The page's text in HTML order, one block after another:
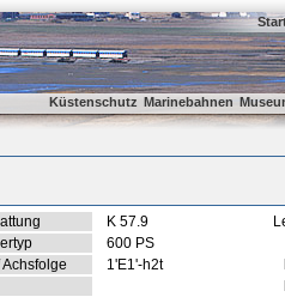
Küstenschutz Marinebahnen
K 57.9
600 PS
Achsfolge 1'E1'-h2t